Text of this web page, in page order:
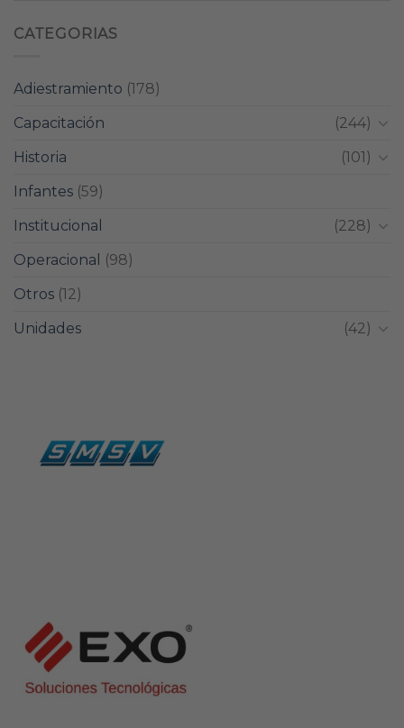
CATEGORIAS
Adiestramiento (178)
Capacitación
(244)
Historia
(101)
Infantes (59)
Institucional
(228)
Operacional
(98)
Otros (12)
Unidades
(42)